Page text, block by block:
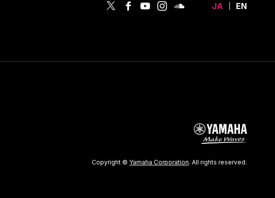
JA EN
Copyright © Yamaha Corporation. All rights reserved.